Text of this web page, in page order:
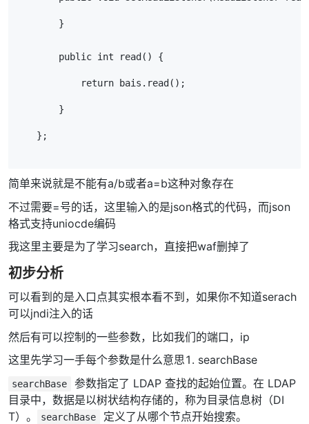
        }
        public int read() {
            return bais.read();
        }
    };
简单来说就是不能有a/b或者a=b这种对象存在
不过需要=号的话，这里输入的是json格式的代码，而json
格式支持uniocde编码
我这里主要是为了学习search，直接把waf删掉了
初步分析
可以看到的是入口点其实根本看不到，如果你不知道serach
可以jndi注入的话
然后有可以控制的一些参数，比如我们的端口，ip
这里先学习一手每个参数是什么意思1. searchBase
searchBase
参数指定了 LDAP 查找的起始位置。在 LDAP
目录中，数据是以树状结构存储的，称为目录信息树（DI
T）。
searchBase
定义了从哪个节点开始搜索。